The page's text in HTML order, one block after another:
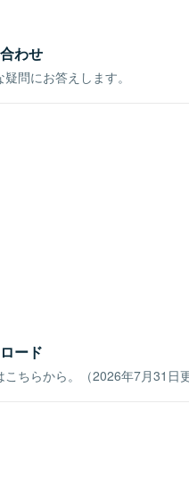
わせ
問にお答えします。
ード
ちらから。（2026年7月31日更